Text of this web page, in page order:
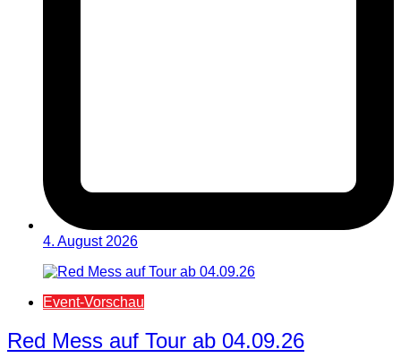
4. August 2026
Event-Vorschau
Red Mess auf Tour ab 04.09.26